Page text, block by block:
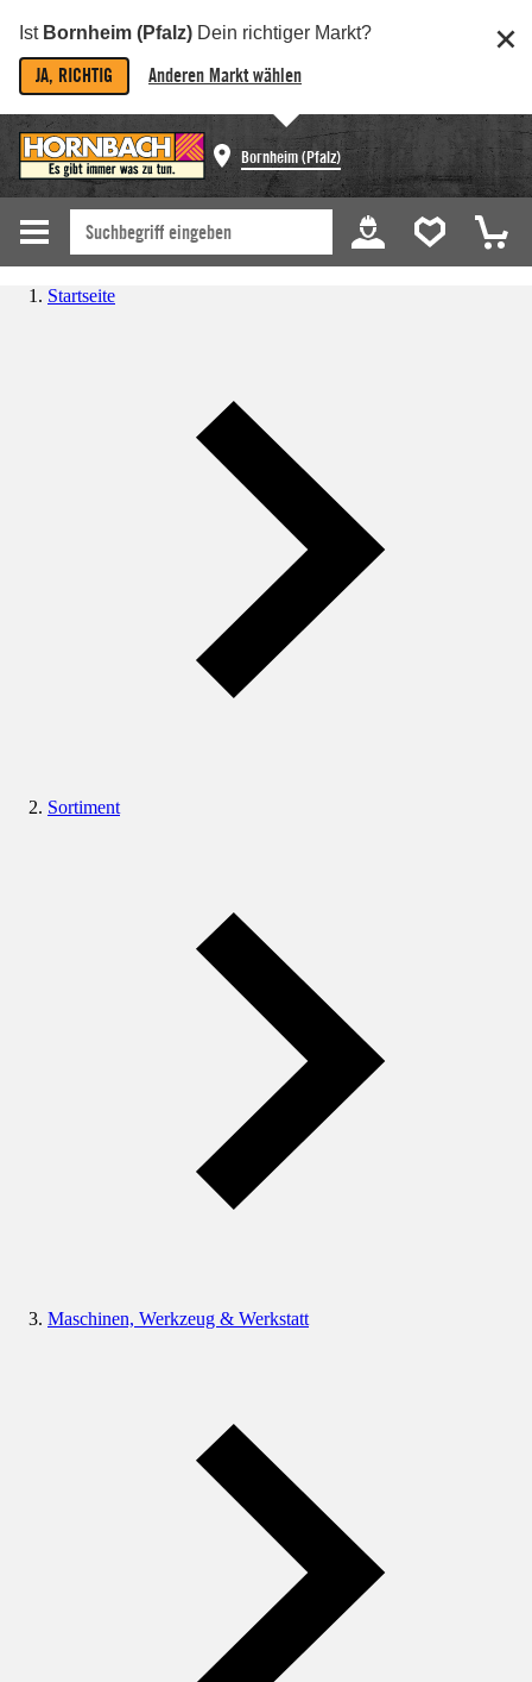
Ist Bornheim (Pfalz) Dein richtiger Markt?
JA, RICHTIG Anderen Markt wählen
Bornheim (Pfalz)
Startseite
Sortiment
Maschinen, Werkzeug & Werkstatt